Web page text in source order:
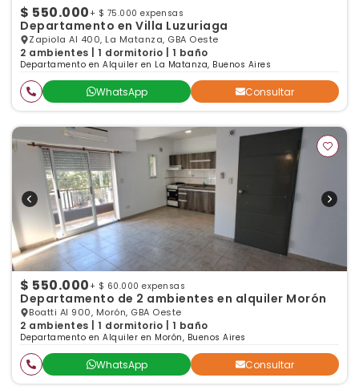
$ 550.000 + $ 75.000 expensas
Departamento en Villa Luzuriaga
Zapiola Al 400, La Matanza, GBA Oeste
2 ambientes | 1 dormitorio | 1 baño
Departamento en Alquiler en La Matanza, Buenos Aires
WhatsApp Consultar
$ 550.000 + $ 60.000 expensas
Departamento de 2 ambientes en alquiler Morón
Boatti Al 900, Morón, GBA Oeste
2 ambientes | 1 dormitorio | 1 baño
Departamento en Alquiler en Morón, Buenos Aires
WhatsApp Consultar